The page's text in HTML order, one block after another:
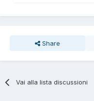
Share
Vai alla lista discussioni